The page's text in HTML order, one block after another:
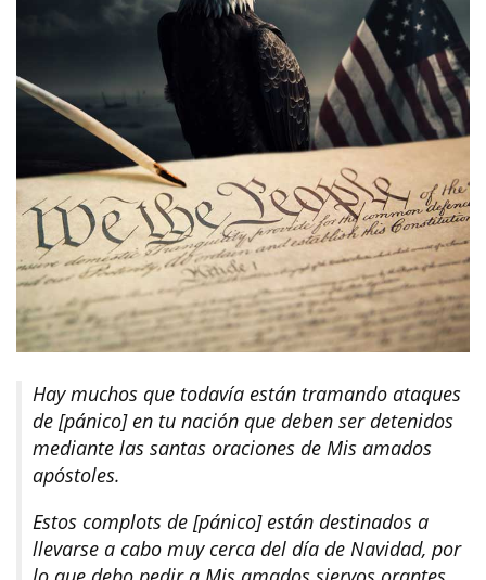
Hay muchos que todavía están tramando ataques
de [pánico] en tu nación que deben ser detenidos
mediante las santas oraciones de Mis amados
apóstoles.
Estos complots de [pánico] están destinados a
llevarse a cabo muy cerca del día de Navidad, por